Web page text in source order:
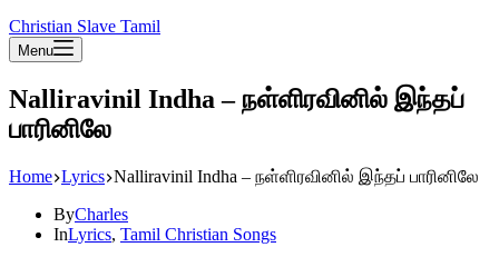
Christian Slave Tamil
Menu
Nalliravinil Indha – நள்ளிரவினில் இந்தப்
பாரினிலே
Home Lyrics Nalliravinil Indha – நள்ளிரவினில் இந்தப் பாரினிலே
ByCharles
InLyrics, Tamil Christian Songs